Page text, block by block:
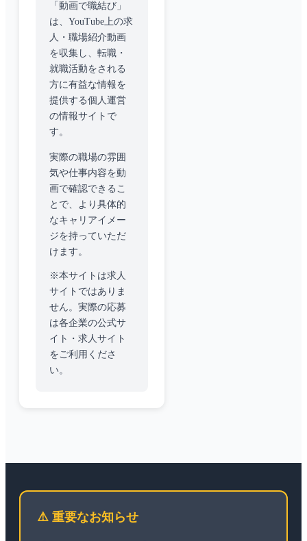
「動画で職結び」
は、YouTube上の求
人・職場紹介動画
を収集し、転職・
就職活動をされる
方に有益な情報を
提供する個人運営
の情報サイトで
す。
実際の職場の雰囲
気や仕事内容を動
画で確認できるこ
とで、より具体的
なキャリアイメー
ジを持っていただ
けます。
※本サイトは求人
サイトではありま
せん。実際の応募
は各企業の公式サ
イト・求人サイト
をご利用くださ
い。
⚠️ 重要なお知らせ